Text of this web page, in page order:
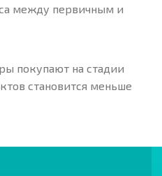
между первичным и
покупают на стадии
становится меньше